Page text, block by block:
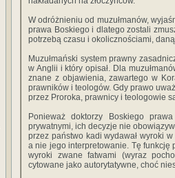
W odróżnieniu od muzułmanów,
prawa Boskiego i dlatego zostali
potrzebą czasu i okolicznościami,
Muzułmański system prawny
w Anglii i który opisał. Dla
znane z objawienia, zawartego w
prawników i teologów. Gdy prawo
przez Proroka, prawnicy i teologowie
Ponieważ doktorzy Boskiego
prywatnymi, ich decyzje nie
przez państwo kadi wydawał wyroki
a nie jego interpretowanie. Tę funkcję
wyroki zwane fatwami (wyraz
cytowane jako autorytatywne, choć